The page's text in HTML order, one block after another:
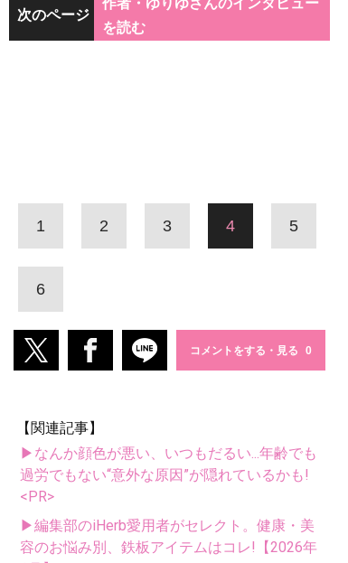
次のページ
作者・ゆりゆさんのインタビュー
を読む
1 2 3 4 5
6
コメントをする・見る
【関連記事】
▶なんか顔色が悪い、いつもだるい...年齢でも
過労でもない“意外な原因”が隠れているかも!
<PR>
▶編集部のiHerb愛用者がセレクト。健康・美
容のお悩み別、鉄板アイテムはコレ!【2026年